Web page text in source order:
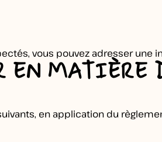
vous pouvez adresser une
MATIÈRE
en application du